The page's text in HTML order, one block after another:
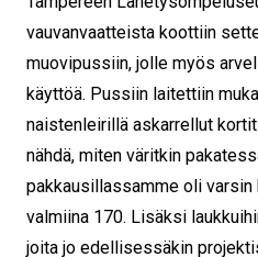
vauvanvaatteista koottiin
muovipussiin, jolle myös
käyttöä. Pussiin laitettiin
naistenleirillä askarrellut
nähdä, miten väritkin
pakkausillassamme oli varsin
valmiina 170. Lisäksi
joita jo edellisessäkin